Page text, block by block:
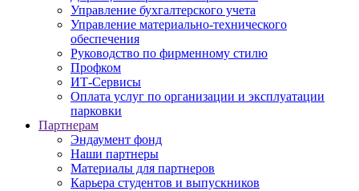
Управление бухгалтерского учета
Управление материально-технического
обеспечения
Руководство по фирменному стилю
Профком
ИТ-Сервисы
Оплата услуг по организации и эксплуатации
парковки
Партнерам
Эндаумент фонд
Наши партнеры
Материалы для партнеров
Карьера студентов и выпускников